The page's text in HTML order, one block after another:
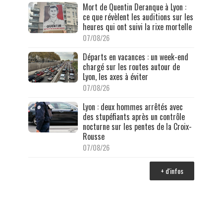
Mort de Quentin Deranque à Lyon :
ce que révèlent les auditions sur les
heures qui ont suivi la rixe mortelle
07/08/26
Départs en vacances : un week-end
chargé sur les routes autour de
Lyon, les axes à éviter
07/08/26
Lyon : deux hommes arrêtés avec
des stupéfiants après un contrôle
nocturne sur les pentes de la Croix-
Rousse
07/08/26
+ d'infos